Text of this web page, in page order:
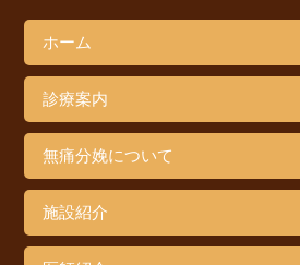
ホーム
診療案内
無痛分娩について
施設紹介